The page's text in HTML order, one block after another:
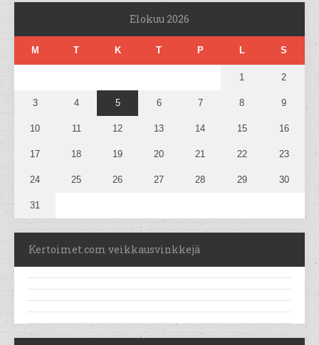
Elokuu 2026
M T K T P L S
1 2
3 4 5 6 7 8 9
10 11 12 13 14 15 16
17 18 19 20 21 22 23
24 25 26 27 28 29 30
31
Kertoimet.com veikkausvinkkejä